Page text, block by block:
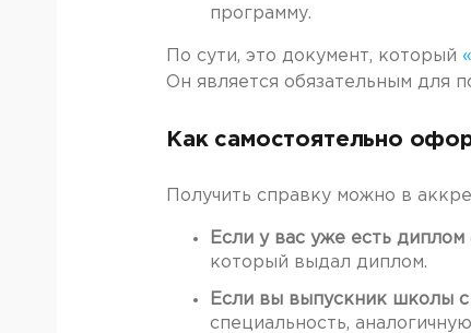
программу.
По сути, это документ, который
Он является обязательным для
Как самостоятельно
Получить справку можно в
Если у вас уже есть
который выдал диплом.
Если вы выпускник школы с
специальность,